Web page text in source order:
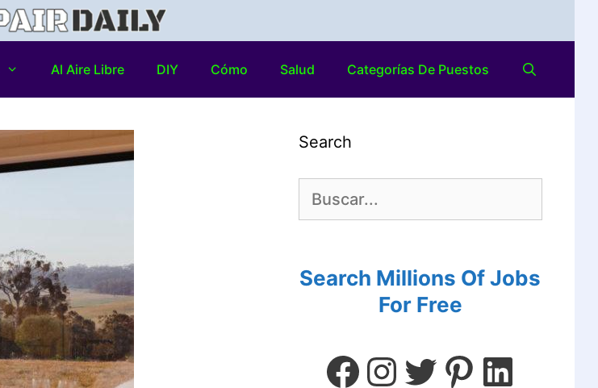
Al Aire Libre DIY Cómo Salud Categorías De Puestos
Search
Search Millions Of Jobs
For Free